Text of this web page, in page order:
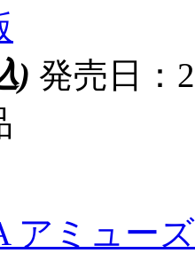
) 発売日：
アミュー